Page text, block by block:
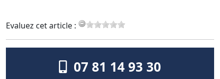
Evaluez cet article :
07 81 14 93 30